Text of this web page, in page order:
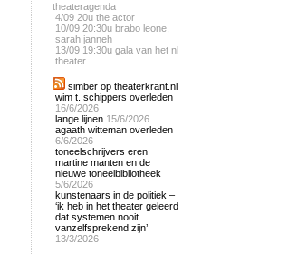
theateragenda
4/09 20u the actor
10/09 20:30u brabo leone,
sarah janneh
13/09 19:30u gala van het nl
theater
simber op theaterkrant.nl
wim t. schippers overleden
16/6/2026
lange lijnen 15/6/2026
agaath witteman overleden
6/6/2026
toneelschrijvers eren
martine manten en de
nieuwe toneelbibliotheek
5/6/2026
kunstenaars in de politiek –
‘ik heb in het theater geleerd
dat systemen nooit
vanzelfsprekend zijn’
13/3/2026